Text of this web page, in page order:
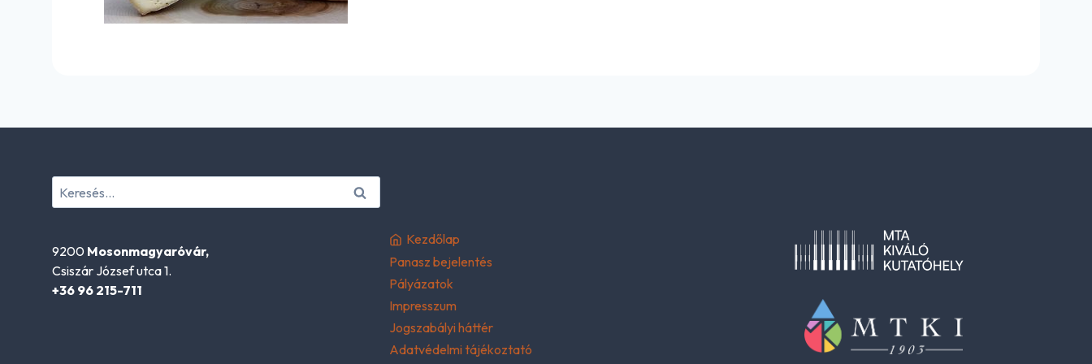
Keresés:
9200 Mosonmagyaróvár,
Csiszár József utca 1.
+36 96 215-711
Kezdőlap
Panasz bejelentés
Pályázatok
Impresszum
Jogszabályi háttér
Adatvédelmi tájékoztató